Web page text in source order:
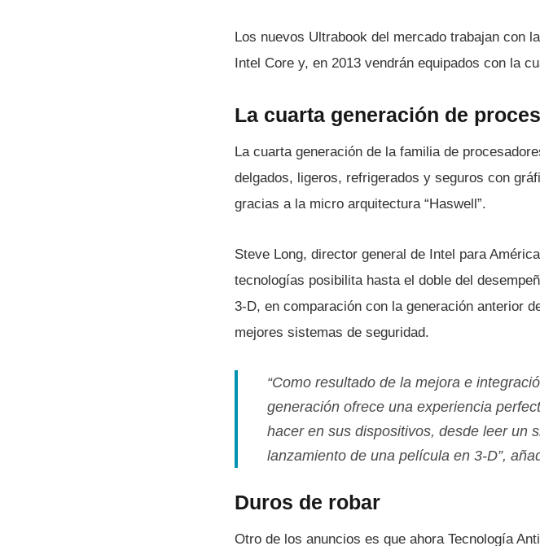
Los nuevos Ultrabook del mercado trabajan con
Intel Core y, en 2013 vendrán equipados con la
La cuarta generación de
La cuarta generación de la familia de
delgados, ligeros, refrigerados y seguros con
gracias a la micro arquitectura “Haswell”.
Steve Long, director general de Intel para
tecnologí­as posibilita hasta el doble del
3-D, en comparación con la generación anterior
mejores sistemas de seguridad.
“Como resultado de la mejora e
generación ofrece una experiencia
hacer en sus dispositivos, desde leer un
lanzamiento de una pelí­cula en 3-D”,
Duros de robar
Otro de los anuncios es que ahora Tecnologí­a